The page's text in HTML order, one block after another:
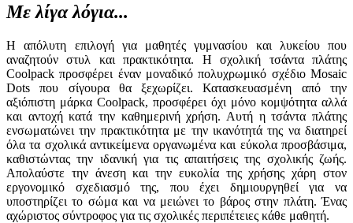
Με λίγα λόγια...
Η απόλυτη επιλογή για μαθητές γυμνασίου και λυκείου που
αναζητούν στυλ και πρακτικότητα. Η σχολική τσάντα πλάτης
Coolpack προσφέρει έναν μοναδικό πολυχρωμικό σχέδιο Mosaic
Dots που σίγουρα θα ξεχωρίζει. Κατασκευασμένη από την
αξιόπιστη μάρκα Coolpack, προσφέρει όχι μόνο κομψότητα αλλά
και αντοχή κατά την καθημερινή χρήση. Αυτή η τσάντα πλάτης
ενσωματώνει την πρακτικότητα με την ικανότητά της να διατηρεί
όλα τα σχολικά αντικείμενα οργανωμένα και εύκολα προσβάσιμα,
καθιστώντας την ιδανική για τις απαιτήσεις της σχολικής ζωής.
Απολαύστε την άνεση και την ευκολία της χρήσης χάρη στον
εργονομικό σχεδιασμό της, που έχει δημιουργηθεί για να
υποστηρίζει το σώμα και να μειώνει το βάρος στην πλάτη. Ένας
αχώριστος σύντροφος για τις σχολικές περιπέτειες κάθε μαθητή.